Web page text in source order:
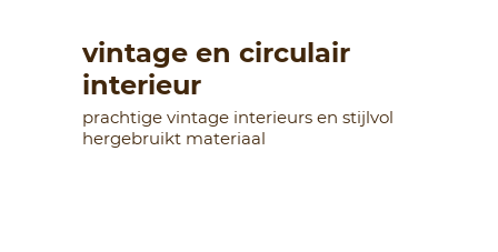
vintage en circulair
interieur
prachtige vintage interieurs en stijlvol
hergebruikt materiaal